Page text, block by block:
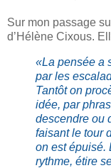
Sur mon passage
d’Hélène Cixous.
«La pensée a
par les
Tantôt on
idée, par
descendre ou
faisant le tour
on est épuisé.
rythme, étire